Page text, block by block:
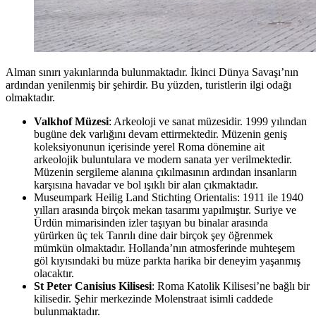
Alman sınırı yakınlarında bulunmaktadır. İkinci Dünya Savaşı’nın
ardından yenilenmiş bir şehirdir. Bu yüzden, turistlerin ilgi odağı
olmaktadır.
Valkhof Müzesi: Arkeoloji ve sanat müzesidir. 1999 yılından
bugüne dek varlığını devam ettirmektedir. Müzenin geniş
koleksiyonunun içerisinde yerel Roma dönemine ait
arkeolojik buluntulara ve modern sanata yer verilmektedir.
Müzenin sergileme alanına çıkılmasının ardından insanların
karşısına havadar ve bol ışıklı bir alan çıkmaktadır.
Museumpark Heilig Land Stichting Orientalis: 1911 ile 1940
yılları arasında birçok mekan tasarımı yapılmıştır. Suriye ve
Ürdün mimarisinden izler taşıyan bu binalar arasında
yürürken üç tek Tanrılı dine dair birçok şey öğrenmek
mümkün olmaktadır. Hollanda’nın atmosferinde muhteşem
göl kıyısındaki bu müze parkta harika bir deneyim yaşanmış
olacaktır.
St Peter Canisius Kilisesi: Roma Katolik Kilisesi’ne bağlı bir
kilisedir. Şehir merkezinde Molenstraat isimli caddede
bulunmaktadır.